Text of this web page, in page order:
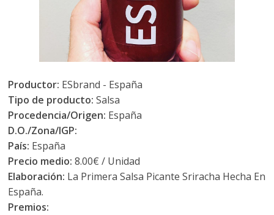
Productor: ESbrand - España
Tipo de producto:Salsa
Procedencia/Origen: España
D.O./Zona/IGP:
País: España
Precio medio: 8.00€ / Unidad
Elaboración: La Primera Salsa Picante Sriracha Hecha En
España.
Premios: